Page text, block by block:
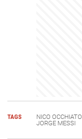
TAGS NICO OCCHIATO
JORGE MESSI